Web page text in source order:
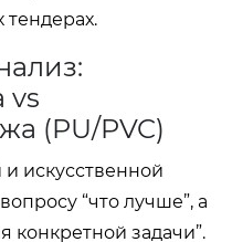
тендерах.
vs
(PU/PVC)
искусственной
“что лучше”, а
конкретной задачи”.